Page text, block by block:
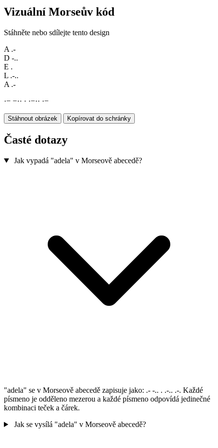
Vizuální Morseův kód
Stáhněte nebo sdílejte tento design
A .-
D -..
E .
L .-..
A .-
·− −·· · ·−·· ·−
Stáhnout obrázek Kopírovat do schránky
Časté dotazy
Jak vypadá "adela" v Morseově abecedě?
"adela" se v Morseově abecedě zapisuje jako: .- -.. . .-.. .-. Každé
písmeno je odděleno mezerou a každé písmeno odpovídá jedinečné
kombinaci teček a čárek.
Jak se vysílá "adela" v Morseově abecedě?